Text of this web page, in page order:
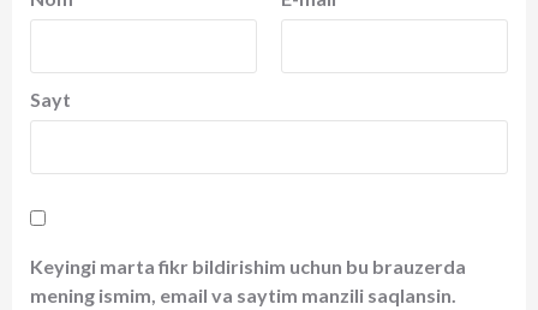
Sayt
Keyingi marta fikr bildirishim uchun bu brauzerda
mening ismim, email va saytim manzili saqlansin.